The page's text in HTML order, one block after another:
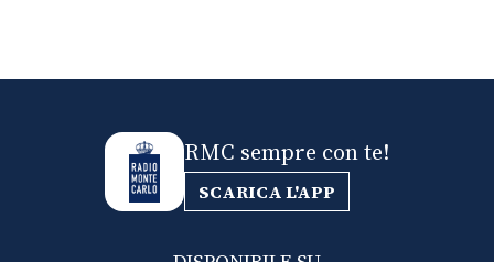
RMC sempre con te!
SCARICA L'APP